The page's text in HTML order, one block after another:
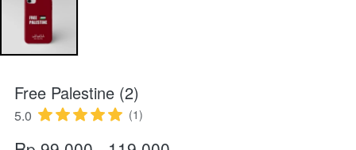
Free Palestine (2)
5.0 (1)